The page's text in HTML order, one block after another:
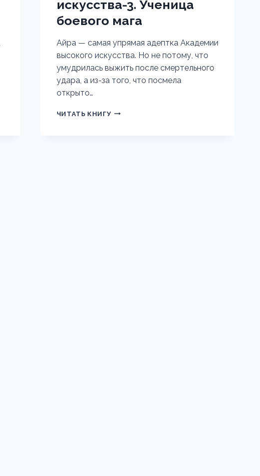
искусства-3. Ученица
боевого мага
Айра — самая упрямая адептка Академии
высокого искусства. Но не потому, что
умудрилась выжить после смертельного
удара, а из-за того, что посмела
открыто…
ЧИТАТЬ КНИГУАКАДЕМИЯ